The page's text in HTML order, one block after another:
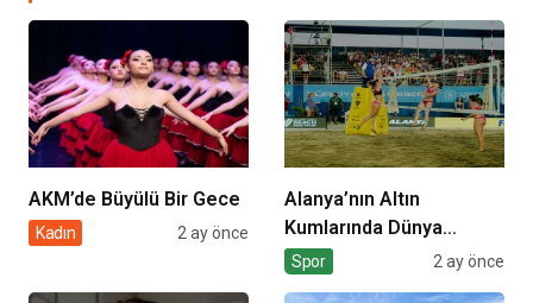
AKM’de Büyülü Bir Gece
Kadın 2 ay önce
Alanya’nın Altın
Kumlarında Dünya
Sahnesi
Spor 2 ay önce